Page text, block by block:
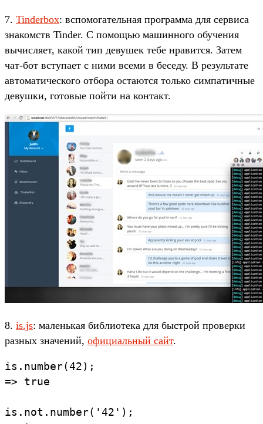
7. Tinderbox: вспомогательная программа для сервиса
знакомств Tinder. С помощью машинного обучения
вычисляет, какой тип девушек тебе нравится. Затем
чат-бот вступает с ними всеми в беседу. В результате
автоматического отбора остаются только симпатичные
девушки, готовые пойти на контакт.
8. is.js: маленькая библиотека для быстрой проверки
разных значений, официальный сайт.
is.number(42);
=> true
is.not.number('42');